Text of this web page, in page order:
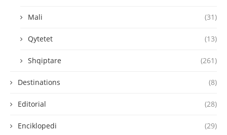
Mali (31)
Qytetet (13)
Shqiptare (261)
Destinations (8)
Editorial (28)
Enciklopedi (29)